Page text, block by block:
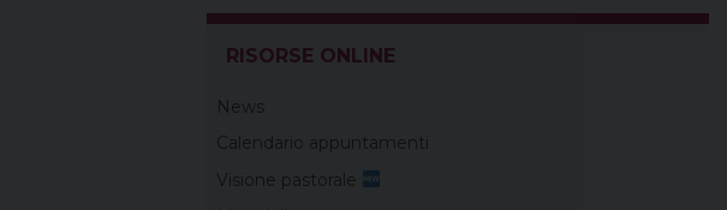
RISORSE ONLINE
News
Calendario appuntamenti
Visione pastorale